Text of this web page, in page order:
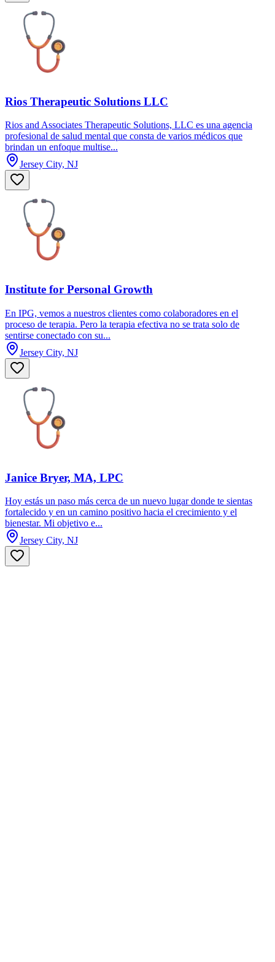
Rios Therapeutic Solutions LLC
Rios and Associates Therapeutic Solutions, LLC es una agencia
profesional de salud mental que consta de varios médicos que
brindan un enfoque multise...
Jersey City, NJ
Institute for Personal Growth
En IPG, vemos a nuestros clientes como colaboradores en el
proceso de terapia. Pero la terapia efectiva no se trata solo de
sentirse conectado con su...
Jersey City, NJ
Janice Bryer, MA, LPC
Hoy estás un paso más cerca de un nuevo lugar donde te sientas
fortalecido y en un camino positivo hacia el crecimiento y el
bienestar. Mi objetivo e...
Jersey City, NJ